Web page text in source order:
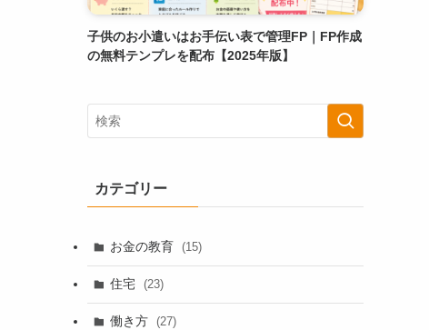
子供のお小遣いはお手伝い表で管理FP｜FP作成
の無料テンプレを配布【2025年版】
カテゴリー
お金の教育 (15)
住宅 (23)
働き方 (27)